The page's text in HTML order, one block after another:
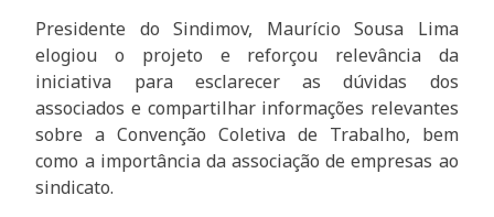
Presidente do Sindimov, Maurício Sousa Lima
elogiou o projeto e reforçou relevância da
iniciativa para esclarecer as dúvidas dos
associados e compartilhar informações relevantes
sobre a Convenção Coletiva de Trabalho, bem
como a importância da associação de empresas ao
sindicato.